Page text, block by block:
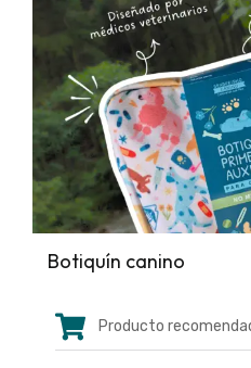
Botiquín canino
Producto